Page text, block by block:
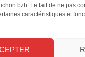
Le fait de ne pas
caractéristiques et
écologie